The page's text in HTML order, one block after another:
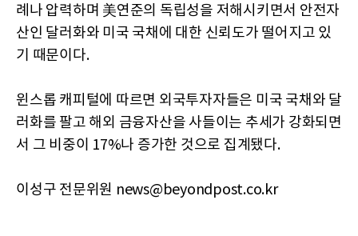
례나 압력하며 美연준의 독립성을 저해시키면서 안전자
산인 달러화와 미국 국채에 대한 신뢰도가 떨어지고 있
기 때문이다.
윈스롭 캐피털에 따르면 외국투자자들은 미국 국채와 달
러화를 팔고 해외 금융자산을 사들이는 추세가 강화되면
서 그 비중이 17%나 증가한 것으로 집계됐다.
이성구 전문위원 news@beyondpost.co.kr